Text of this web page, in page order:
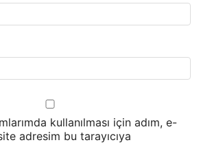
kullanılması için adım, e-
adresim bu tarayıcıya